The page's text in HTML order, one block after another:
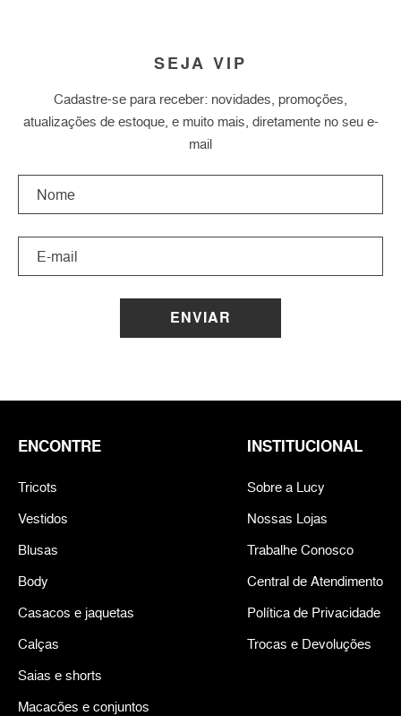
SEJA VIP
Cadastre-se para receber: novidades, promoções,
atualizações de estoque, e muito mais, diretamente no seu e-
mail
ENVIAR
ENCONTRE
Tricots
Vestidos
Blusas
Body
Casacos e jaquetas
Calças
Saias e shorts
Macacões e conjuntos
INSTITUCIONAL
Sobre a Lucy
Nossas Lojas
Trabalhe Conosco
Central de Atendimento
Política de Privacidade
Trocas e Devoluções